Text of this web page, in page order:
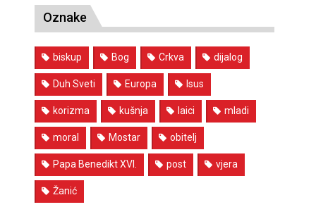
Oznake
biskup Bog Crkva dijalog
Duh Sveti Europa Isus
korizma kušnja laici mladi
moral Mostar obitelj
Papa Benedikt XVI. post vjera
Žanić